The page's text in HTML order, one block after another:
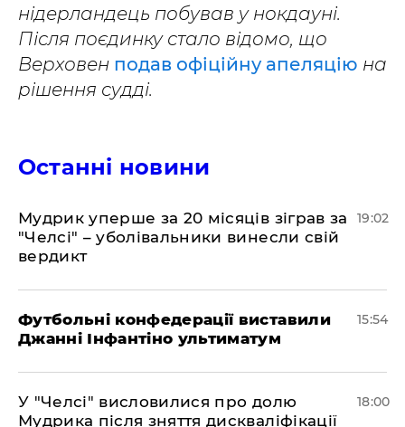
нідерландець побував у нокдауні.
Після поєдинку стало відомо, що
Верховен подав офіційну апеляцію на
рішення судді.
Останні новини
​Мудрик уперше за 20 місяців зіграв за
"Челсі" – уболівальники винесли свій
вердикт
19:02
Футбольні конфедерації виставили
Джанні Інфантіно ультиматум
15:54
У "Челсі" висловилися про долю
Мудрика після зняття дискваліфікації
18:00